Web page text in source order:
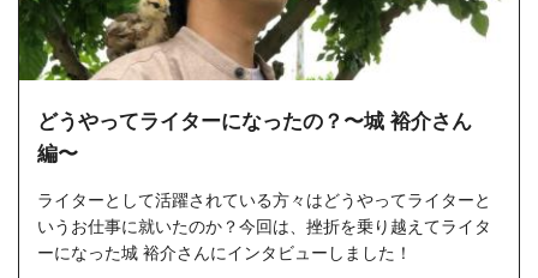
どうやってライターになったの？〜城 裕介さん
編〜
ライターとして活躍されている方々はどうやってライターと
いうお仕事に就いたのか？今回は、挫折を乗り越えてライタ
ーになった城 裕介さんにインタビューしました！